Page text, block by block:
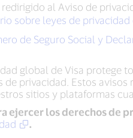
al Aviso de
sobre leyes de
de Seguro Social y
global de Visa
de privacidad. Estos
sitios y plataformas
ejercer los derechos de
.